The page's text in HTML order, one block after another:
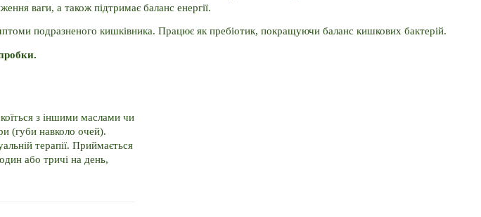
ваги, а також підтримає баланс енергії.
подразненого кишківника. Працює як пребіотик, покращуючи баланс кишкових бактерій.
з іншими маслами чи
(губи навколо очей).
терапії. Приймається
або тричі на день,